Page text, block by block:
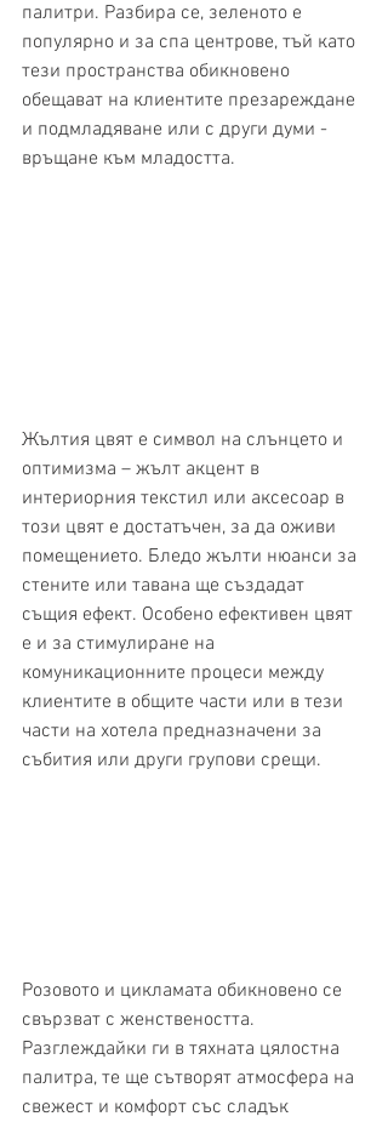
палитри. Разбира се, зеленото е
популярно и за спа центрове, тъй като
тези пространства обикновено
обещават на клиентите презареждане
и подмладяване или с други думи -
връщане към младостта.
Жълтия цвят е символ на слънцето и
оптимизма – жълт акцент в
интериорния текстил или аксесоар в
този цвят е достатъчен, за да оживи
помещението. Бледо жълти нюанси за
стените или тавана ще създадат
същия ефект. Особено ефективен цвят
е и за стимулиране на
комуникационните процеси между
клиентите в общите части или в тези
части на хотела предназначени за
събития или други групови срещи.
Розовото и цикламата обикновено се
свързват с женствеността.
Разглеждайки ги в тяхната цялостна
палитра, те ще сътворят атмосфера на
свежест и комфорт със сладък